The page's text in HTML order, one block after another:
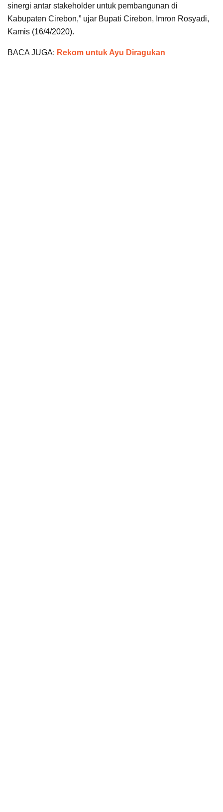
sinergi antar stakeholder untuk pembangunan di
Kabupaten Cirebon,” ujar Bupati Cirebon, Imron Rosyadi,
Kamis (16/4/2020).
BACA JUGA: Rekom untuk Ayu Diragukan